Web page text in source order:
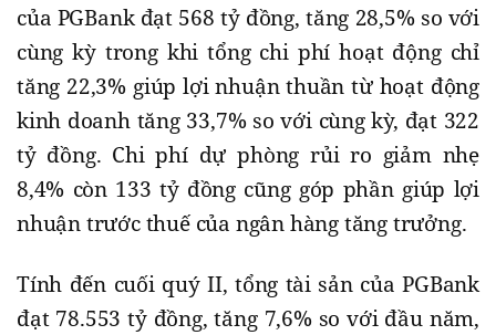
của PGBank đạt 568 tỷ đồng, tăng 28,5% so với
cùng kỳ trong khi tổng chi phí hoạt động chỉ
tăng 22,3% giúp lợi nhuận thuần từ hoạt động
kinh doanh tăng 33,7% so với cùng kỳ, đạt 322
tỷ đồng. Chi phí dự phòng rủi ro giảm nhẹ
8,4% còn 133 tỷ đồng cũng góp phần giúp lợi
nhuận trước thuế của ngân hàng tăng trưởng.
Tính đến cuối quý II, tổng tài sản của PGBank
đạt 78.553 tỷ đồng, tăng 7,6% so với đầu năm,